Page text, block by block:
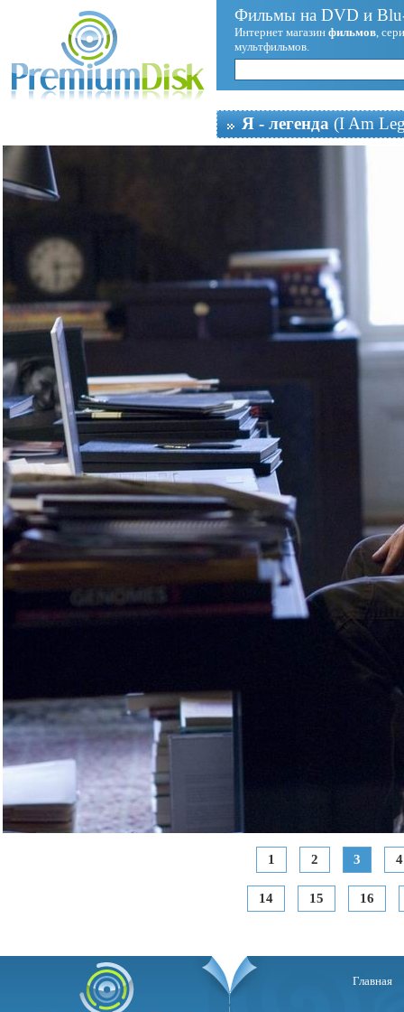
Фильмы на DVD и
Интернет магазин фильмов,
мультфильмов.
Я - легенда (I Am
1 2 3 4
14 15 16
Главная